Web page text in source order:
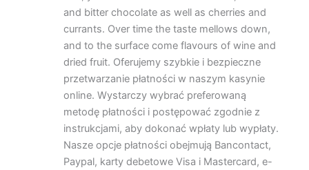
and bitter chocolate as well as cherries and
currants. Over time the taste mellows down,
and to the surface come flavours of wine and
dried fruit. Oferujemy szybkie i bezpieczne
przetwarzanie płatności w naszym kasynie
online. Wystarczy wybrać preferowaną
metodę płatności i postępować zgodnie z
instrukcjami, aby dokonać wpłaty lub wypłaty.
Nasze opcje płatności obejmują Bancontact,
Paypal, karty debetowe Visa i Mastercard, e-